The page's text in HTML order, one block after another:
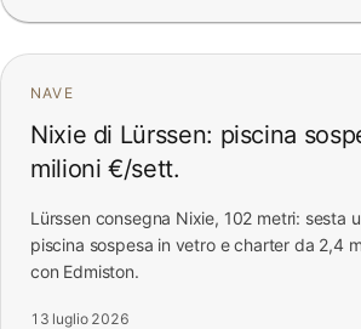
NAVE
Nixie di Lürssen: piscina
milioni €/sett.
Lürssen consegna Nixie, 102 metri: sesta
piscina sospesa in vetro e charter da 2,4
con Edmiston.
13 luglio 2026